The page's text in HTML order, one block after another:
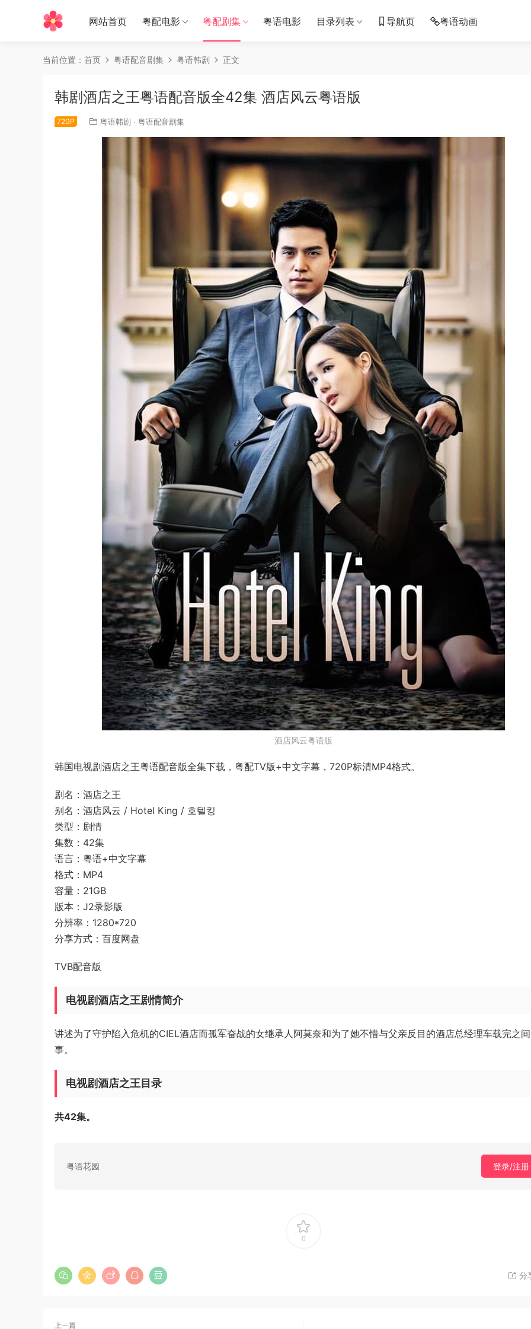
网站首页 粤配电影 粤配剧集 粤语电影 目录列表 导航页 粤语动画
当前位置： 首页 粤语配音剧集 粤语韩剧 正文
韩剧酒店之王粤语配音版全42集 酒店风云粤语版
720P 粤语韩剧 · 粤语配音剧集
酒店风云粤语版
韩国电视剧酒店之王粤语配音版全集下载，粤配TV版+中文字幕，720P标清MP4格式。
剧名：酒店之王
别名：酒店风云 / Hotel King / 호텔킹
类型：剧情
集数：42集
语言：粤语+中文字幕
格式：MP4
容量：21GB
版本：J2录影版
分辨率：1280*720
分享方式：百度网盘
TVB配音版
电视剧酒店之王剧情简介
讲述为了守护陷入危机的CIEL酒店而孤军奋战的女继承人阿莫奈和为了她不惜与父亲反目的酒店总经理车载完之
事。
电视剧酒店之王目录
共42集。
粤语花园 登录/注册
0
分
上一篇